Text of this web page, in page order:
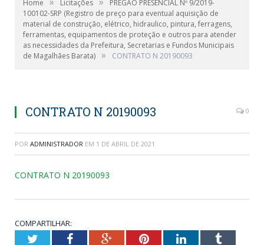
Home Licitações
PREGÃO PRESENCIAL Nº 9/2019-
100102-SRP (Registro de preço para eventual aquisição de
material de construção, elétrico, hidraulico, pintura, ferragens,
ferramentas, equipamentos de proteção e outros para atender
as necessidades da Prefeitura, Secretarias e Fundos Municipais
de Magalhães Barata) » CONTRATO N 20190093
CONTRATO N 20190093 0
POR ADMINISTRADOR EM 1 DE ABRIL DE 2021
CONTRATO N 20190093
COMPARTILHAR:
TwitterFacebookGoogle+PinterestLinkedInTumblr